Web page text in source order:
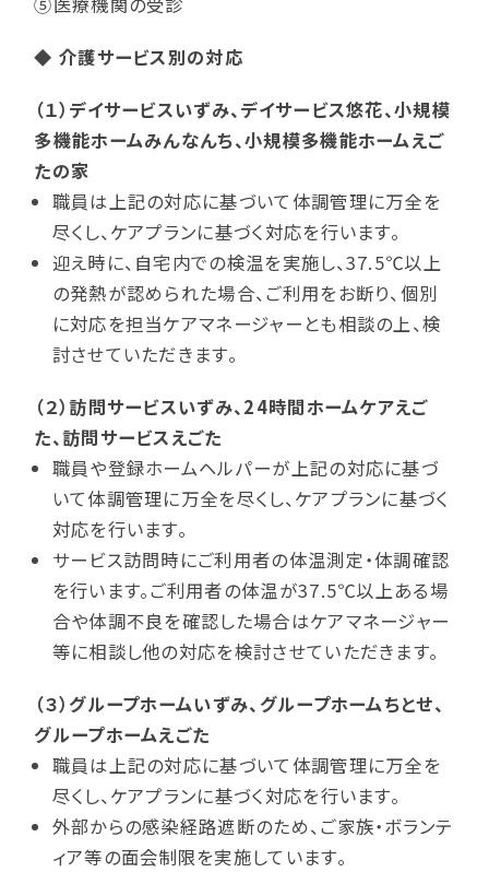
◆ 介護サービス別の対応
（１）デイサービスいずみ、デイサービス悠花、小規模
多機能ホームみんなんち、小規模多機能ホームえご
たの家
職員は上記の対応に基づいて体調管理に万全を
尽くし、ケアプランに基づく対応を行います。
迎え時に、自宅内での検温を実施し、37.5℃以上
の発熱が認められた場合、ご利用をお断り、個別
に対応を担当ケアマネージャーとも相談の上、検
討させていただきます。
（２）訪問サービスいずみ、24時間ホームケアえご
た、訪問サービスえごた
職員や登録ホームヘルパーが上記の対応に基づ
いて体調管理に万全を尽くし、ケアプランに基づく
対応を行います。
サービス訪問時にご利用者の体温測定・体調確認
を行います。ご利用者の体温が37.5℃以上ある場
合や体調不良を確認した場合はケアマネージャー
等に相談し他の対応を検討させていただきます。
（３）グループホームいずみ、グループホームちとせ、
グループホームえごた
職員は上記の対応に基づいて体調管理に万全を
尽くし、ケアプランに基づく対応を行います。
外部からの感染経路遮断のため、ご家族・ボランテ
ィア等の面会制限を実施しています。